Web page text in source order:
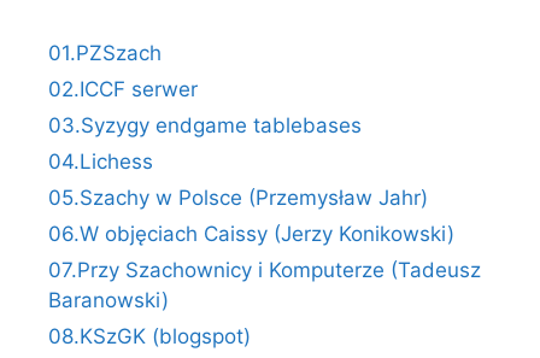
01.PZSzach
02.ICCF serwer
03.Syzygy endgame tablebases
04.Lichess
05.Szachy w Polsce (Przemysław Jahr)
06.W objęciach Caissy (Jerzy Konikowski)
07.Przy Szachownicy i Komputerze (Tadeusz
Baranowski)
08.KSzGK (blogspot)